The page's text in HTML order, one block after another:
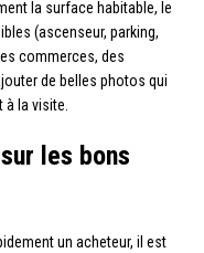
la surface habitable, le
(ascenseur, parking,
commerces, des
de belles photos qui
la visite.
les bons
un acheteur, il est